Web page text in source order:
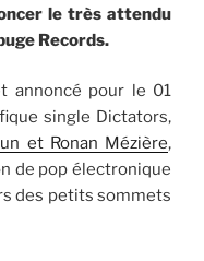
le très attendu
Records.
annoncé pour le 01
single Dictators,
et Ronan Mézière,
de pop électronique
des petits sommets